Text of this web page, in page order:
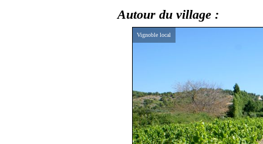
Autour du village :
Vignoble local